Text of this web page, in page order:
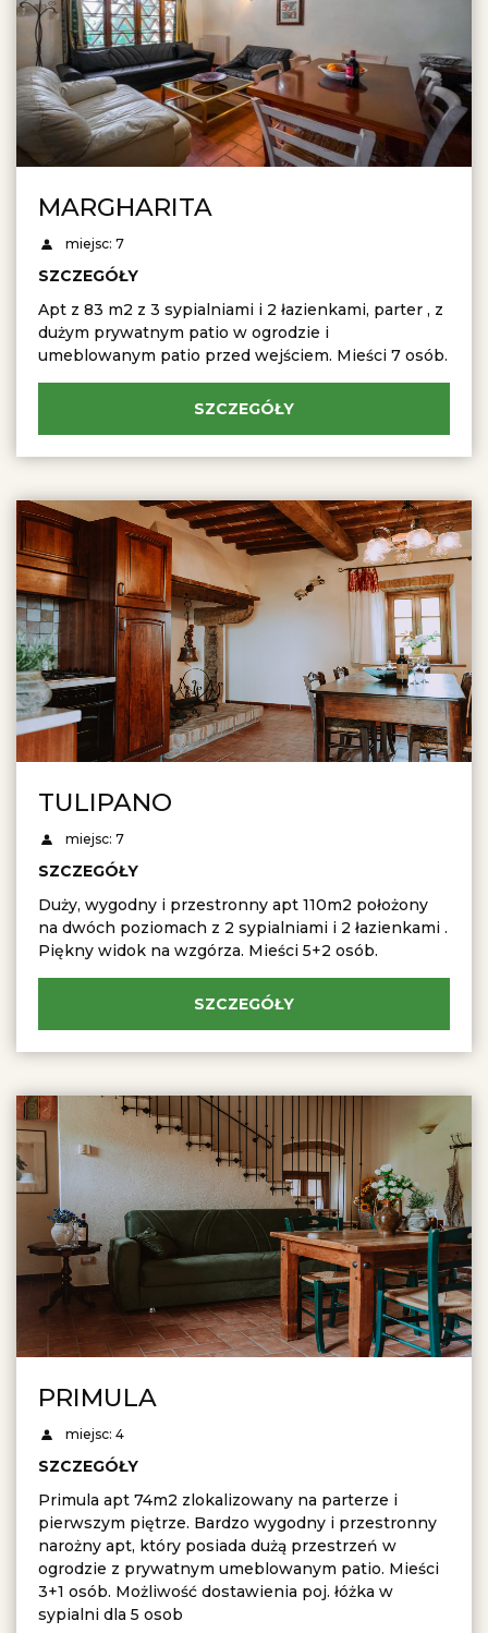
MARGHARITA
miejsc: 7
SZCZEGÓŁY
Apt z 83 m2 z 3 sypialniami i 2 łazienkami, parter , z
dużym prywatnym patio w ogrodzie i
umeblowanym patio przed wejściem. Mieści 7 osób.
SZCZEGÓŁY
TULIPANO
miejsc: 7
SZCZEGÓŁY
Duży, wygodny i przestronny apt 110m2 położony
na dwóch poziomach z 2 sypialniami i 2 łazienkami .
Piękny widok na wzgórza. Mieści 5+2 osób.
SZCZEGÓŁY
PRIMULA
miejsc: 4
SZCZEGÓŁY
Primula apt 74m2 zlokalizowany na parterze i
pierwszym piętrze. Bardzo wygodny i przestronny
narożny apt, który posiada dużą przestrzeń w
ogrodzie z prywatnym umeblowanym patio. Mieści
3+1 osób. Możliwość dostawienia poj. łóżka w
sypialni dla 5 osob